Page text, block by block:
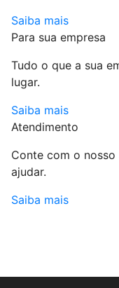
Saiba mais
Para sua empresa
Tudo o que a sua
lugar.
Saiba mais
Atendimento
Conte com o
ajudar.
Saiba mais